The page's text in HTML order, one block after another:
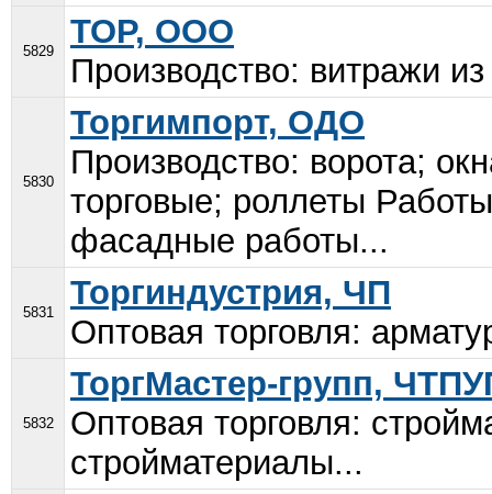
5829
ТОР, ООО
Производство: витражи
5830
Торгимпорт, ОДО
Производство: ворота;
торговые; роллеты
фасадные работы...
5831
Торгиндустрия, ЧП
Оптовая торговля:
5832
ТоргМастер-групп,
Оптовая торговля:
стройматериалы...